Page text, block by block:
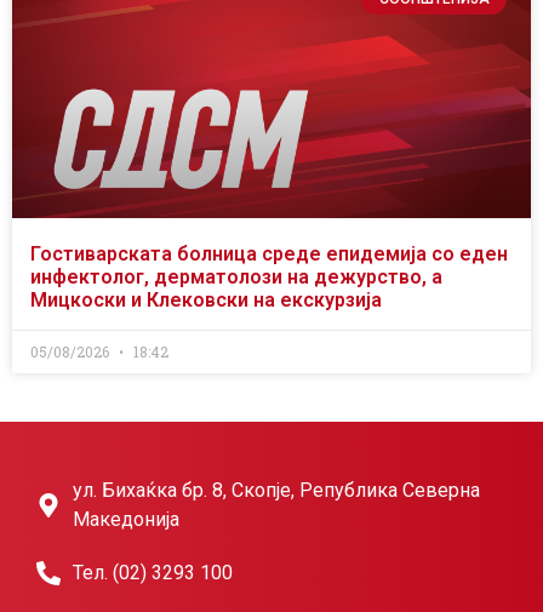
Гостиварската болница среде епидемија со еден
инфектолог, дерматолози на дежурство, а
Мицкоски и Клековски на екскурзија
05/08/2026 18:42
ул. Бихаќка бр. 8, Скопје, Република Северна
Македонија
Тел. (02) 3293 100